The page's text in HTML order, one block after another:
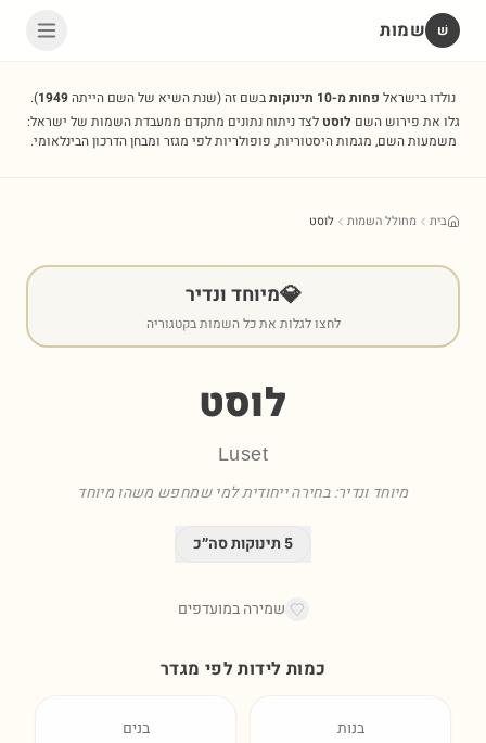
שׁ שמות
נולדו בישראל פחות מ-10 תינוקות בשם זה(שנת השיא של השם הייתה1949
).
גלו את פירוש השם לוסט לצד ניתוח נתונים מתקדם ממעבדת השמות של ישראל:
משמעות השם, מגמות היסטוריות, פופולריות לפי מגזר ומבחן הדרכון הבינלאומי.
בית מחולל השמות לוסט
💎מיוחד ונדיר
לחצו לגלות את כל השמות בקטגוריה
לוסט
Luset
מיוחד ונדיר: בחירה ייחודית למי שמחפש משהו מיוחד
5תינוקות סה״כ
שמירה במועדפים
כמות לידות לפי מגדר
בנות בנים